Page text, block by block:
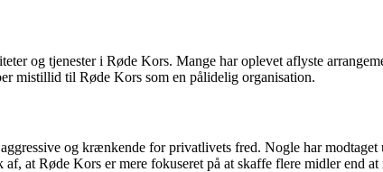
og tjenester i Røde Kors. Mange har oplevet aflyste
mistillid til Røde Kors som en pålidelig organisation.
og krænkende for privatlivets fred. Nogle har
at Røde Kors er mere fokuseret på at skaffe flere midler end